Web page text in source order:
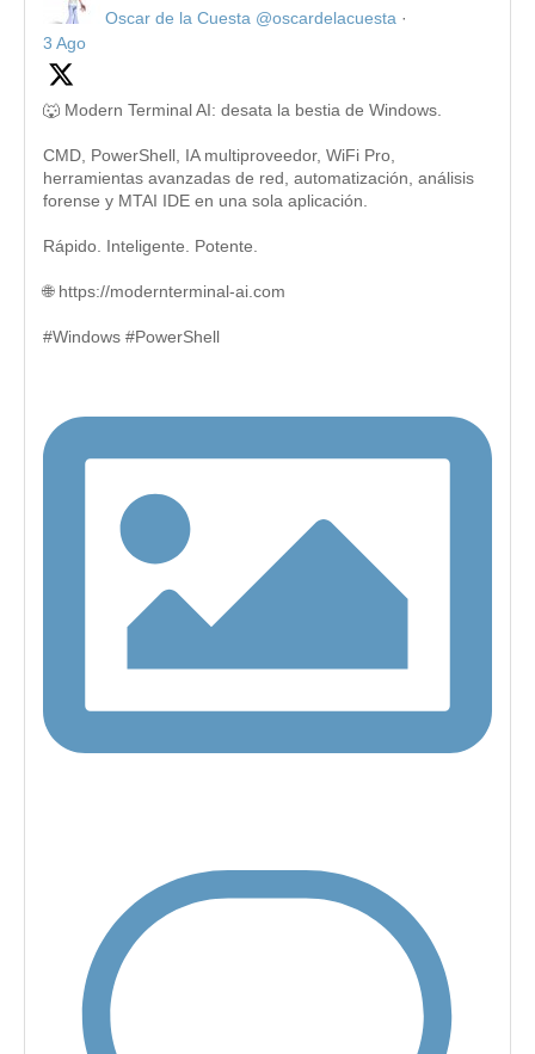
Oscar de la Cuesta @oscardelacuesta ·
3 Ago
🐺 Modern Terminal AI: desata la bestia de Windows.
CMD, PowerShell, IA multiproveedor, WiFi Pro,
herramientas avanzadas de red, automatización, análisis
forense y MTAI IDE en una sola aplicación.
Rápido. Inteligente. Potente.
🌐 https://modernterminal-ai.com
#Windows #PowerShell